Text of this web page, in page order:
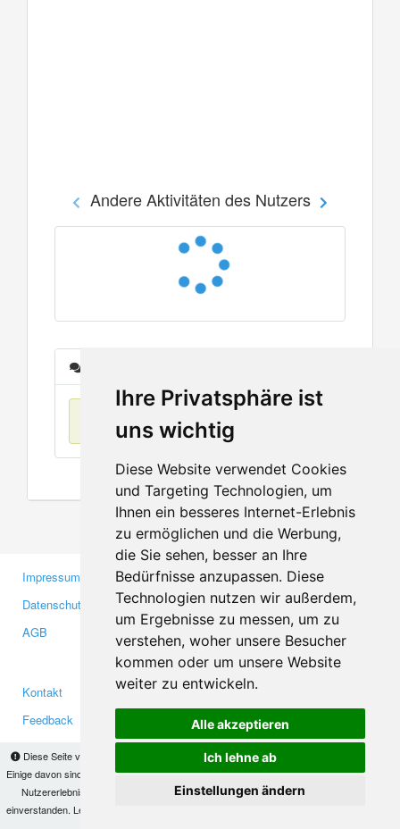
Ihre Privatsphäre ist
uns wichtig
Diese Website verwendet Cookies
und Targeting Technologien, um
Ihnen ein besseres Internet-Erlebnis
zu ermöglichen und die Werbung,
die Sie sehen, besser an Ihre
Bedürfnisse anzupassen. Diese
Technologien nutzen wir außerdem,
um Ergebnisse zu messen, um zu
verstehen, woher unsere Besucher
kommen oder um unsere Website
weiter zu entwickeln.
Alle akzeptieren
Ich lehne ab
Einstellungen ändern
Diese Seite verwendet Cookies, um Informationen auf Ihrem Computer zu speichern.
Einige davon sind notwendig, damit unsere Seite funktioniert, andere helfen uns dabei, das
Nutzererlebnis zu verbessern. Mit der Nutzung dieser Seite erklären Sie sich damit
einverstanden. Lesen Sie unsere
Andere Aktivitäten des Nutzers
Keine Einträge
Impressum
Datenschutzerklärung
AGB
Gewerbetreibende
Investoren
Medien
Kontakt
Feedback
Facebook
Twitter
YouTube
Google+